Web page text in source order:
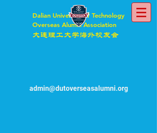
Dalian University of Technology
Overseas Alumni Association
大连理工大学海外校友会
admin@dutoverseasalumni.org